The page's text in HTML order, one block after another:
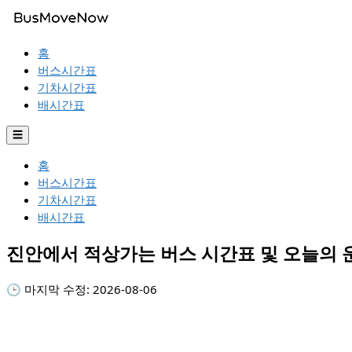
홈
버스시간표
기차시간표
배시간표
☰
홈
버스시간표
기차시간표
배시간표
진안에서 적상가는 버스 시간표 및 오늘의
🕒 마지막 수정: 2026-08-06